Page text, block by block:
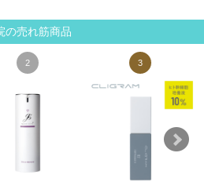
の売れ筋商品
2 3